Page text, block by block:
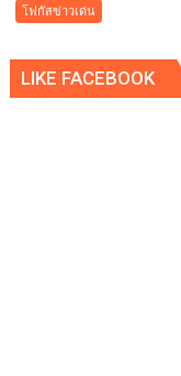
โฟกัสข่าวเด่น
LIKE FACEBOOK